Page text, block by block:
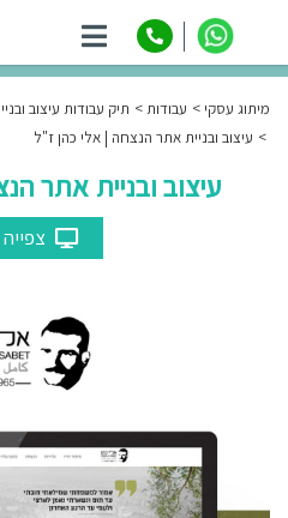
מיתוג עסקי עבודות
תיק עבודות עיצוב
עיצוב ובניית אתר הנצחה | אלי כהן ז"ל
עיצוב ובניית אתר